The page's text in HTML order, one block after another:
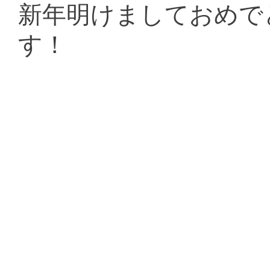
新年明けましておめ
す！